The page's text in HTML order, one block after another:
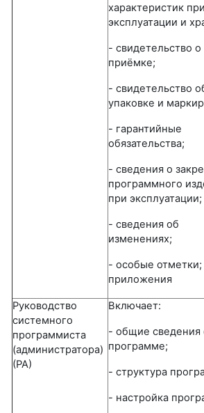
характеристик при
эксплуатации и
- свидетельство о
приёмке;
- свидетельство
упаковке и
- гарантийные
обязательства;
- сведения о
программного
при эксплуатации;
- сведения об
изменениях;
- особые
приложения
Руководство
системного
программиста
(администратора)
(РА)
Включает:
- общие сведения
программе;
- структура
- настройка